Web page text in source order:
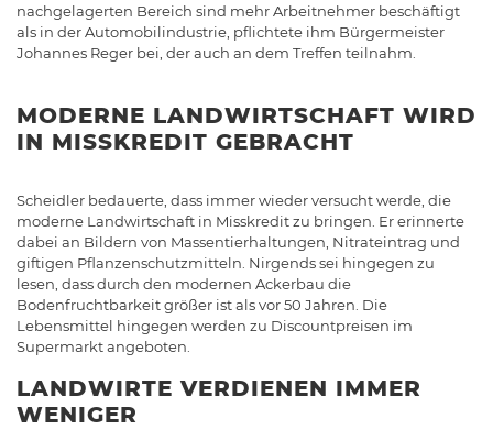
nachgelagerten Bereich sind mehr Arbeitnehmer beschäftigt
als in der Automobilindustrie, pflichtete ihm Bürgermeister
Johannes Reger bei, der auch an dem Treffen teilnahm.
MODERNE LANDWIRTSCHAFT WIRD
IN MISSKREDIT GEBRACHT
Scheidler bedauerte, dass immer wieder versucht werde, die
moderne Landwirtschaft in Misskredit zu bringen. Er erinnerte
dabei an Bildern von Massentierhaltungen, Nitrateintrag und
giftigen Pflanzenschutzmitteln. Nirgends sei hingegen zu
lesen, dass durch den modernen Ackerbau die
Bodenfruchtbarkeit größer ist als vor 50 Jahren. Die
Lebensmittel hingegen werden zu Discountpreisen im
Supermarkt angeboten.
LANDWIRTE VERDIENEN IMMER
WENIGER